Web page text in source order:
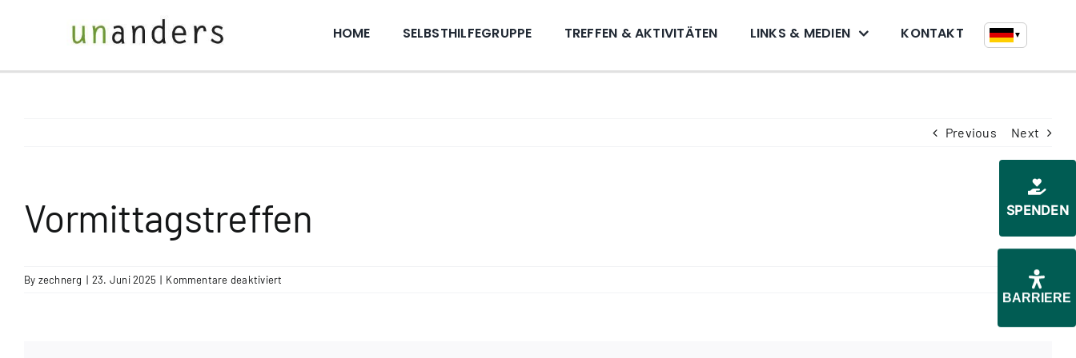
HOME SELBSTHILFEGRUPPE TREFFEN & AKTIVITÄTEN LINKS & MEDIEN KONTAKT ▼
SPENDEN
Previous Next
Vormittagstreffen
By zechnerg | 23. Juni 2025 | Kommentare deaktiviert
BARRIERE